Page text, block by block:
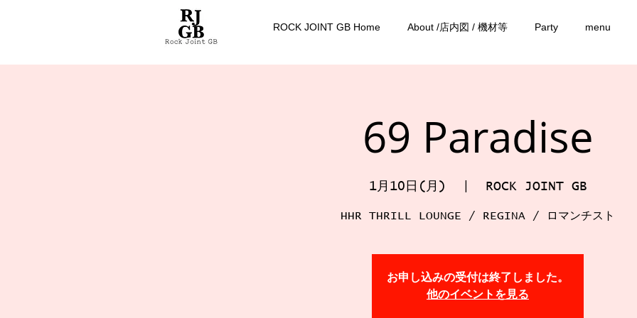
ROCK JOINT GB Home About /店内図 / 機材等 Party menu
69 Paradise
1月10日(月) ROCK JOINT GB
HHR THRILL LOUNGE / REGINA / ロマンチスト
お申し込みの受付は終了しました。
他のイベントを見る